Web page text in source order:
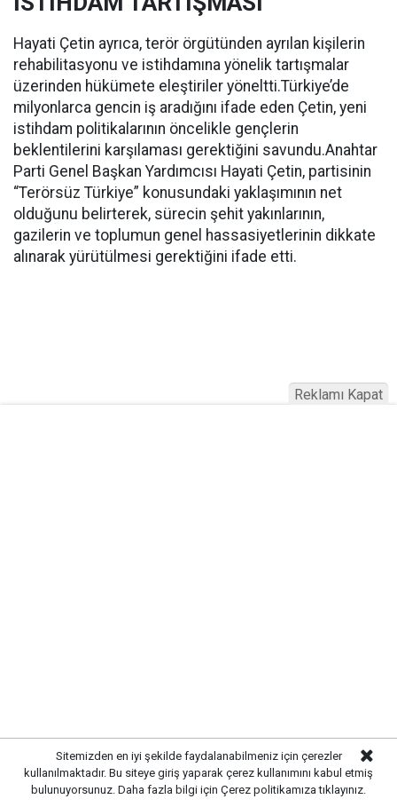
Hayati Çetin ayrıca, terör örgütünden ayrılan kişilerin
rehabilitasyonu ve istihdamına yönelik tartışmalar
üzerinden hükümete eleştiriler yöneltti.Türkiye’de
milyonlarca gencin iş aradığını ifade eden Çetin, yeni
istihdam politikalarının öncelikle gençlerin
beklentilerini karşılaması gerektiğini savundu.Anahtar
Parti Genel Başkan Yardımcısı Hayati Çetin, partisinin
“Terörsüz Türkiye” konusundaki yaklaşımının net
olduğunu belirterek, sürecin şehit yakınlarının,
gazilerin ve toplumun genel hassasiyetlerinin dikkate
alınarak yürütülmesi gerektiğini ifade etti.
Anahtar Parti haberleri
Gelişmelerden haberdar olmak
Sitemizden en iyi şekilde faydalanabilmeniz için çerezler
kullanılmaktadır. Bu siteye giriş yaparak çerez kullanımını kabul etmiş
bulunuyorsunuz. Daha fazla bilgi için Çerez politikamıza tıklayınız.
Reklamı Kapat